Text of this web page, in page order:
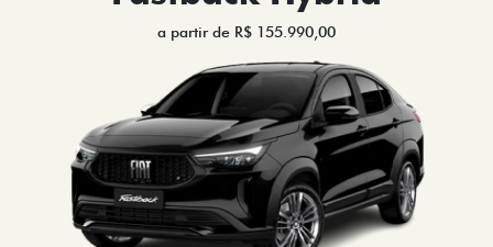
a partir de R$ 155.990,00